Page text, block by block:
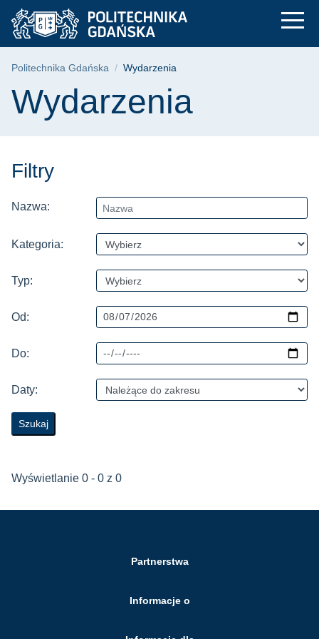
Przejdź
do
menu
Przejdź
do
wyszukiwarki
Przejdź
do
treści
Wydarzenia |
Ścieżka nawigacyjna
Politechnika Gdańska Wydarzenia
Treść strony
Wydarzenia
Filtry
Nazwa:
Kategoria:
Typ:
Od:
Do:
Daty:
Wyświetlanie 0 - 0 z 0
Partnerstwa
Informacje o